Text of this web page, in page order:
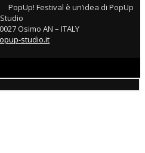
PopUp! Festival è un’idea di PopUp
Studio
Osimo AN – ITALY
studio.it